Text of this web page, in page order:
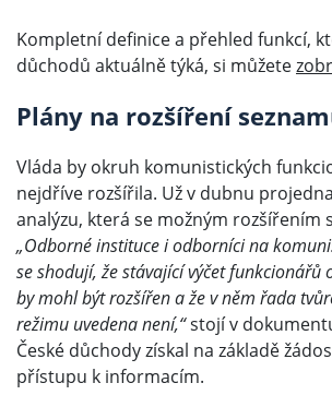
Kompletní definice a přehled funkcí,
důchodů aktuálně týká, si můžete
Plány na rozšíření
Vláda by okruh komunistických
nejdříve rozšířila. Už v dubnu
analýzu, která se možným rozšířením
„Odborné instituce i odborníci na
se shodují, že stávající výčet funkcionářů
by mohl být rozšířen a že v něm řada
režimu uvedena není,“stojí v
České důchody získal na základě
přístupu k informacím.